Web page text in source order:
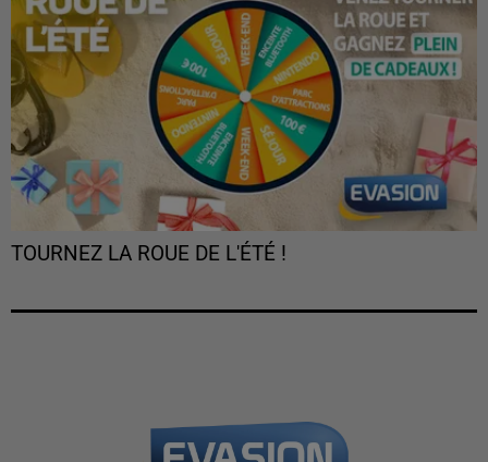
TOURNEZ LA ROUE DE L'ÉTÉ !